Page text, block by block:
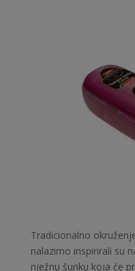
Tradicionalno
nalazimo inspirirali su
nježnu šunku koja će